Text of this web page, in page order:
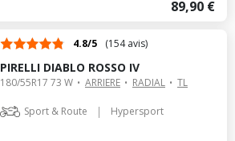
89,90 €
4.8/5 (154 avis)
PIRELLI DIABLO ROSSO IV
180/55R17 73 W ARRIERE RADIAL TL
Sport & Route | Hypersport